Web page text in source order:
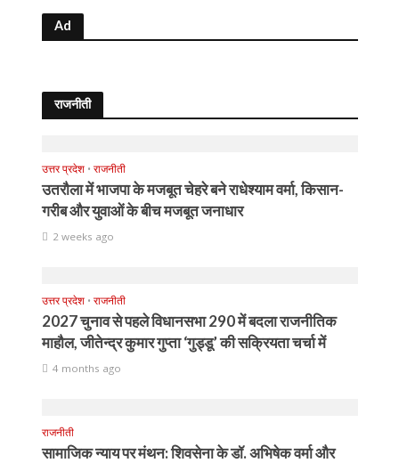
Ad
राजनीती
उत्तर प्रदेश • राजनीती
उतरौला में भाजपा के मजबूत चेहरे बने राधेश्याम वर्मा, किसान-
गरीब और युवाओं के बीच मजबूत जनाधार
2 weeks ago
उत्तर प्रदेश • राजनीती
2027 चुनाव से पहले विधानसभा 290 में बदला राजनीतिक
माहौल, जीतेन्द्र कुमार गुप्ता ‘गुड्डू’ की सक्रियता चर्चा में
4 months ago
राजनीती
सामाजिक न्याय पर मंथन: शिवसेना के डॉ. अभिषेक वर्मा और